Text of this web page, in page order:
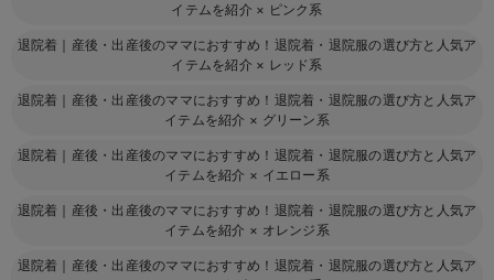
イテムを紹介 × ピンク系
退院着｜産後・出産後のママにおすすめ！退院着・退院服の選び方と人気ア
イテムを紹介 × レッド系
退院着｜産後・出産後のママにおすすめ！退院着・退院服の選び方と人気ア
イテムを紹介 × グリーン系
退院着｜産後・出産後のママにおすすめ！退院着・退院服の選び方と人気ア
イテムを紹介 × イエロー系
退院着｜産後・出産後のママにおすすめ！退院着・退院服の選び方と人気ア
イテムを紹介 × オレンジ系
退院着｜産後・出産後のママにおすすめ！退院着・退院服の選び方と人気ア